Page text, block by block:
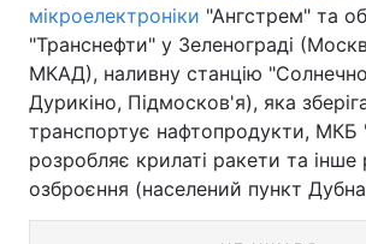
мікроелектроніки "Ангстрем" та
"Транснефти" у Зеленограді
МКАД), наливну станцію
Дурикіно, Підмосков'я), яка
транспортує нафтопродукти, МКБ
розробляє крилаті ракети та інше
озброєння (населений пункт